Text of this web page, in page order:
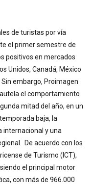
de turistas por vía
el primer semestre de
positivos en mercados
Unidos, Canadá, México
embargo, Proimagen
el comportamiento
mitad del año, en un
baja, la
internacional y una
De acuerdo con los
de Turismo (ICT),
el principal motor
con más de 966.000